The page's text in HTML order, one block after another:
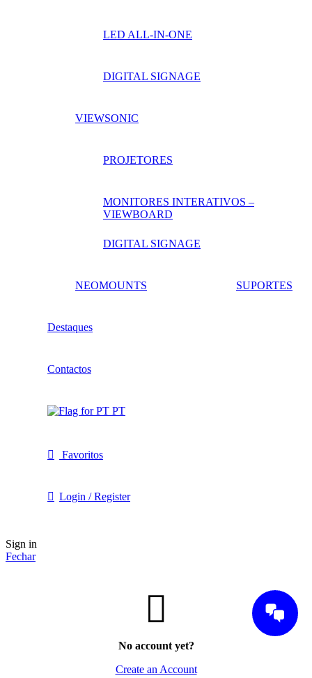
LED ALL-IN-ONE
DIGITAL SIGNAGE
VIEWSONIC
PROJETORES
MONITORES INTERATIVOS –
VIEWBOARD
DIGITAL SIGNAGE
NEOMOUNTS SUPORTES
Destaques
Contactos
PT
Favoritos
Login / Register
Sign in
Fechar
No account yet?
Create an Account